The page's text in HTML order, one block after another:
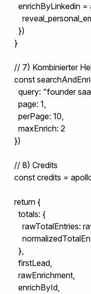
enrichByLinkedin =
    })
  }
// 7) Kombinierter
const
query: "founder
    page: 1,
    perPage: 10,
    maxEnrich: 2
  })
  // 8) Credits
const credits =
  return {
    totals: {
rawTotalEntries:
    },
    firstLead,
    rawEnrichment,
    enrichById,